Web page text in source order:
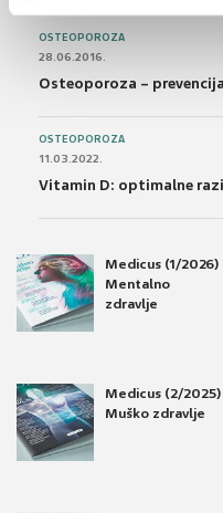
OSTEOPOROZA
28.06.2016.
Osteoporoza –
OSTEOPOROZA
11.03.2022.
Vitamin D: optimalne
Medicus (1/2026)
Mentalno
zdravlje
Medicus (2/2025)
Muško zdravlje